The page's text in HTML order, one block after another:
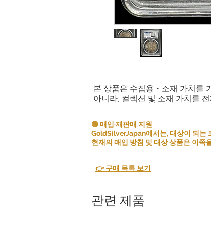
본 상품은 수집용・소재 가치를
아니라, 컬렉션 및 소재 가치를
🟢 매입·재판매 지원
GoldSilverJapan에서는, 대상이 되는
현재의 매입 방침 및 대상 상품은 이쪽
👉 구매 목록 보기
관련 제품